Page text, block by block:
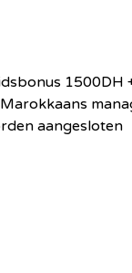
aangesloten